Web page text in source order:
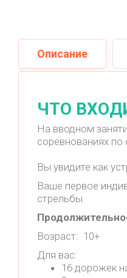
Описание
ЧТО
На вводном
соревнованиях
Вы увидите как
Ваше первое
стрельбы.
Возраст: 10+
Для вас:
16 дорожек